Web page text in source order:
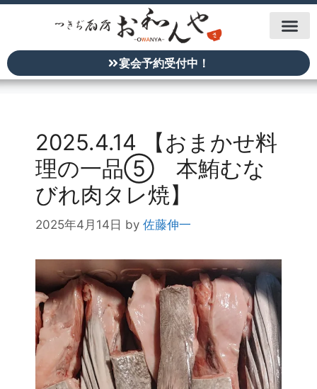
宴会予約受付中！
2025.4.14 【おまかせ料
理の一品⑤ 本鮪むな
びれ肉タレ焼】
2025年4月14日 by 佐藤伸一